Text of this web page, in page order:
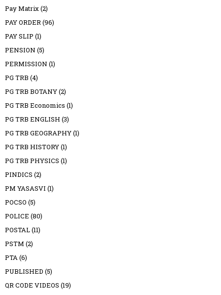
Pay Matrix(2)
PAY ORDER(96)
PAY SLIP (1)
PENSION (5)
PERMISSION (1)
PG TRB (4)
PG TRB BOTANY(2)
PG TRB Economics (1)
PG TRB ENGLISH (3)
PG TRB GEOGRAPHY(1)
PG TRB HISTORY(1)
PG TRB PHYSICS (1)
PINDICS (2)
PM YASASVI (1)
POCSO (5)
POLICE (80)
POSTAL(11)
PSTM (2)
PTA(6)
PUBLISHED (5)
QR CODE VIDEOS (19)